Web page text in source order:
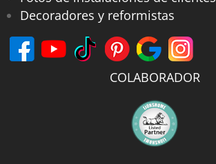
Decoradores y reformistas
COLABORADOR